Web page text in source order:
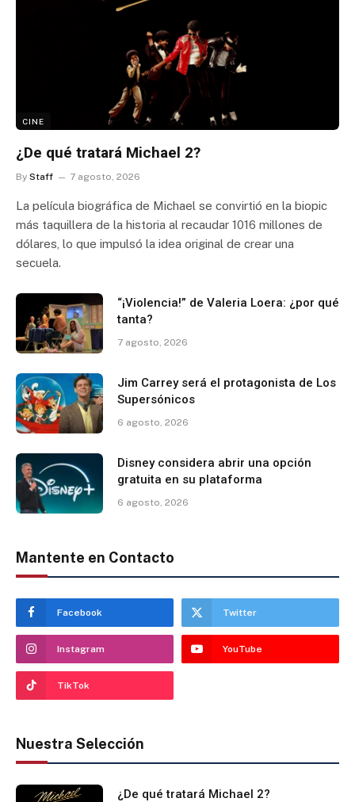
CINE
¿De qué tratará Michael 2?
By Staff 7 agosto, 2026
La película biográfica de Michael se convirtió en la biopic
más taquillera de la historia al recaudar 1016 millones de
dólares, lo que impulsó la idea original de crear una
secuela.
“¡Violencia!” de Valeria Loera: ¿por qué
tanta?
7 agosto, 2026
Jim Carrey será el protagonista de Los
Supersónicos
6 agosto, 2026
Disney considera abrir una opción
gratuita en su plataforma
6 agosto, 2026
Mantente en Contacto
Facebook Twitter
Instagram YouTube
TikTok
Nuestra Selección
¿De qué tratará Michael 2?